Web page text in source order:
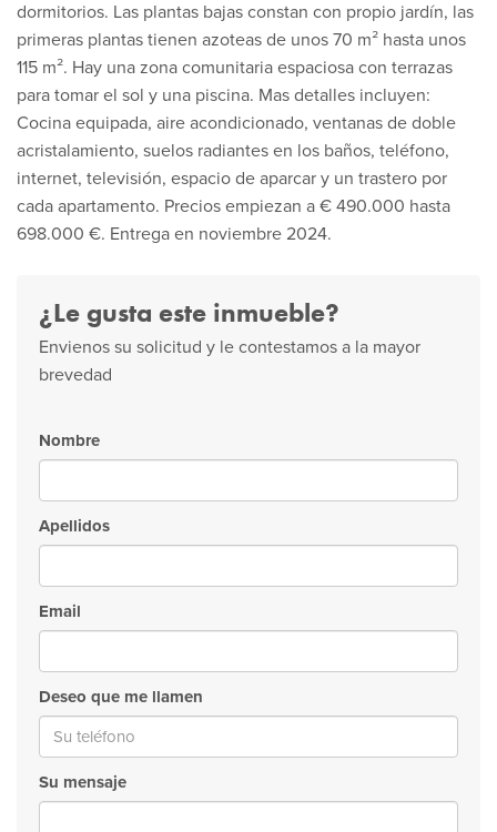
dormitorios. Las plantas bajas constan con propio jardín, las
primeras plantas tienen azoteas de unos 70 m² hasta unos
115 m². Hay una zona comunitaria espaciosa con terrazas
para tomar el sol y una piscina. Mas detalles incluyen:
Cocina equipada, aire acondicionado, ventanas de doble
acristalamiento, suelos radiantes en los baños, teléfono,
internet, televisión, espacio de aparcar y un trastero por
cada apartamento. Precios empiezan a € 490.000 hasta
698.000 €. Entrega en noviembre 2024.
¿Le gusta este inmueble?
Envienos su solicitud y le contestamos a la mayor
brevedad
Nombre
Apellidos
Email
Deseo que me llamen
Su mensaje